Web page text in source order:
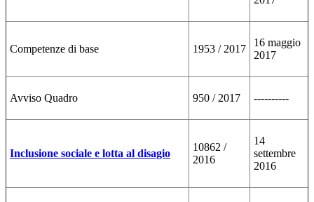
Competenze di base 1953 / 2017
16 maggio
2017
Avviso Quadro 950 / 2017 ----------
Inclusione sociale e lotta al disagio
10862 /
2016
14
settembre
2016